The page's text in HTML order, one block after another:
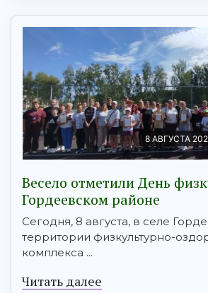
8 АВГУСТА
Весело отметили День
Гордеевском районе
Сегодня, 8 августа, в селе
территории физкультурно-
комплекса ...
Читать далее